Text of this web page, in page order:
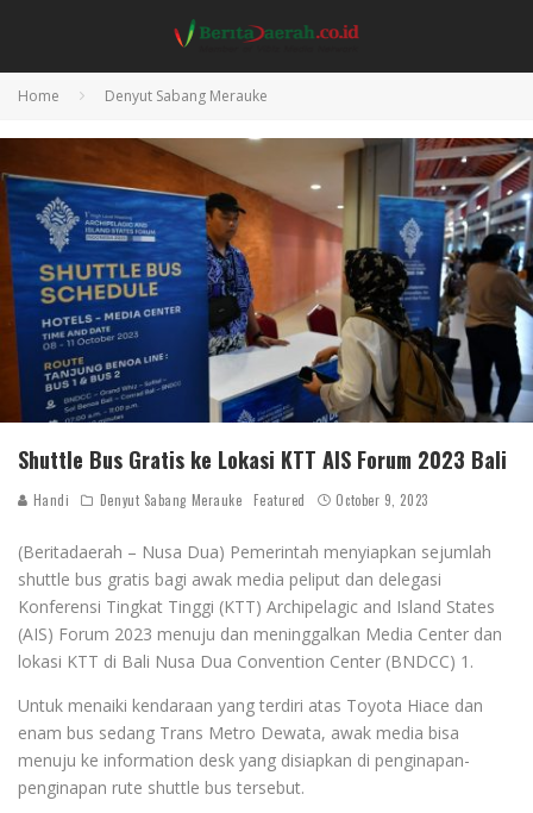
Home Denyut Sabang Merauke
Shuttle Bus Gratis ke Lokasi KTT AIS Forum 2023 Bali
Handi Denyut Sabang Merauke Featured October 9, 2023
(Beritadaerah – Nusa Dua) Pemerintah menyiapkan sejumlah
shuttle bus gratis bagi awak media peliput dan delegasi
Konferensi Tingkat Tinggi (KTT) Archipelagic and Island States
(AIS) Forum 2023 menuju dan meninggalkan Media Center dan
lokasi KTT di Bali Nusa Dua Convention Center (BNDCC) 1.
Untuk menaiki kendaraan yang terdiri atas Toyota Hiace dan
enam bus sedang Trans Metro Dewata, awak media bisa
menuju ke information desk yang disiapkan di penginapan-
penginapan rute shuttle bus tersebut.